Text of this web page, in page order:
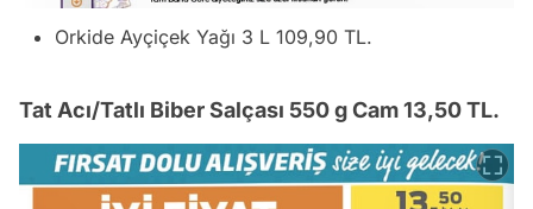
Orkide Ayçiçek Yağı 3 L 109,90 TL.
Tat Acı/Tatlı Biber Salçası 550 g Cam 13,50 TL.